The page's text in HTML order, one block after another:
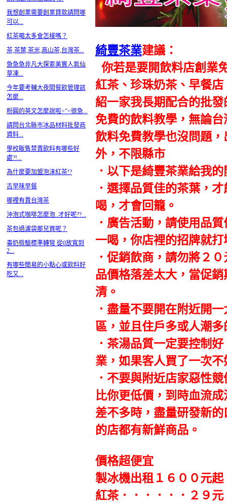
我想創業需要創業貸款請問哪
可以...
紅茶喝太多會怎樣嗎？
茶,茶葉,茶米,高山茶,台灣茶...
急急急非凡大探索美實人氣仙
草凍...
今年要考輔大夜間餐飲管理該
怎麼...
粉圓的英文怎麼說啦> ”<很急...
請問台北縣市冰品材料批發商
資料...
學校販售禁賣飲料有哪些好
處?!...
為什麼要加盟泡沫紅茶!?
古早味早餐
哪裡有賣台灣茶
沖泡式咖啡怎麼泡..才好呢??...
茶包過濾袋那兒買呢？
毒奶檢驗標準轉彎 從0放寬到
2...
有哪些簡易的小點心或飲料好
吃又...
綺豐茶業建議：
你若是要開飲料店創業
紅茶、珍珠奶茶、早餐
紹一家我長期配合的批
免費的飲料教學，無論
飲料免費教學也沒問題
外，不限縣市
．以下是綺豐茶業給我
．選擇品質佳的茶葉，
喝，才會回籠。
．廣告活動，請使用品
一喝，你店裡的招牌就
．促銷飲商，請勿將２
品價格落差太大，當促
清。
．盡量不要開在附近開
區，並且住戶多或人潮多
．茶湯品質一定要控制
業，如果客人買了一次
．不要與附近店家惡性
比你更低價，到時血流
差不多時，盡量研發新
的店都有新鮮商品。
價格超便宜
製冰機出租１６００元起
紅茶．．．．．．２９元